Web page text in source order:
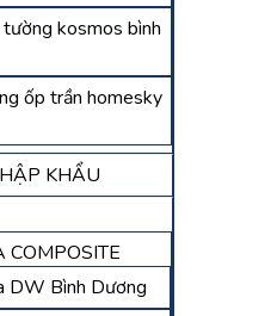
kosmos bình
ốp trần homesky
KHẨU
DW Bình Dương